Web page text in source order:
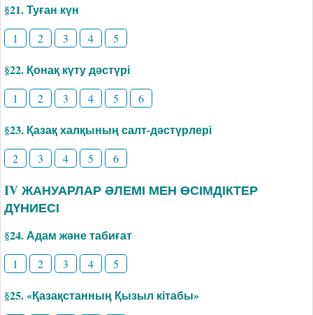
§21. Туған күн
1 2 3 4 5
§22. Қонақ күту дәстүрі
1 2 3 4 5 6
§23. Қазақ халқының салт-дәстүрлері
2 3 4 5 6
IV ЖАНУАРЛАР ӘЛЕМІ МЕН ӨСІМДІКТЕР
ДҮНИЕСІ
§24. Адам және табиғат
1 2 3 4 5
§25. «Қазақстанның Қызыл кітабы»